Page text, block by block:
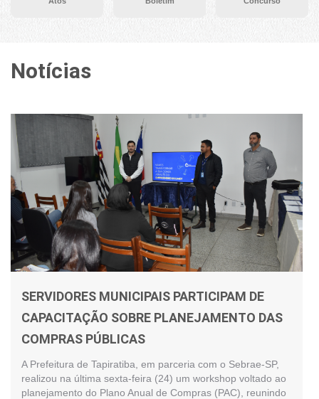
Notícias
SERVIDORES MUNICIPAIS PARTICIPAM DE
CAPACITAÇÃO SOBRE PLANEJAMENTO DAS
COMPRAS PÚBLICAS
A Prefeitura de Tapiratiba, em parceria com o Sebrae-SP,
realizou na última sexta-feira (24) um workshop voltado ao
planejamento do Plano Anual de Compras (PAC), reunindo